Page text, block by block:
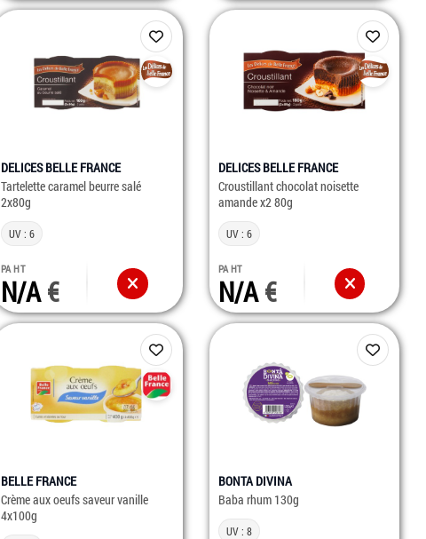
DELICES BELLE FRANCE
Tartelette caramel beurre salé
2x80g
UV : 6
PA HT
N/A
DELICES BELLE FRANCE
Croustillant chocolat noisette
amande x2 80g
UV : 6
PA HT
N/A
BELLE FRANCE
Crème aux oeufs saveur vanille
4x100g
BONTA DIVINA
Baba rhum 130g
UV : 8